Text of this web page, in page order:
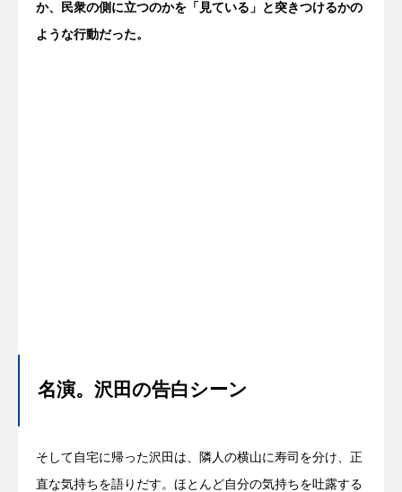
か、民衆の側に立つのかを「見ている」と突きつけるかの
ような行動だった。
名演。沢田の告白シーン
そして自宅に帰った沢田は、隣人の横山に寿司を分け、正
直な気持ちを語りだす。ほとんど自分の気持ちを吐露する